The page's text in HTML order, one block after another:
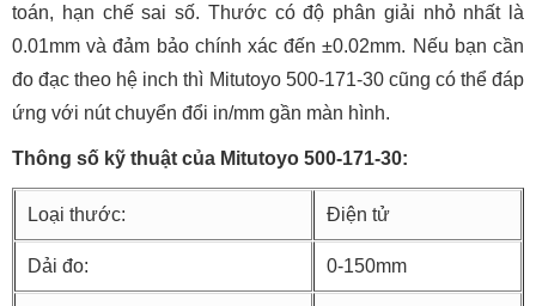
toán, hạn chế sai số. Thước có độ phân giải nhỏ nhất là
0.01mm và đảm bảo chính xác đến ±0.02mm. Nếu bạn cần
đo đạc theo hệ inch thì Mitutoyo 500-171-30 cũng có thể đáp
ứng với nút chuyển đổi in/mm gần màn hình.
Thông số kỹ thuật của Mitutoyo 500-171-30:
Loại thước: Điện tử
Dải đo: 0-150mm